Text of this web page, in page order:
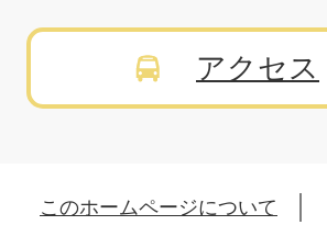
アクセス
このホームページについて